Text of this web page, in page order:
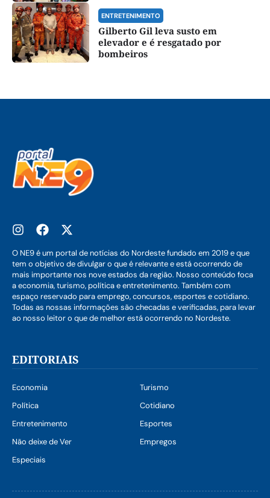
ENTRETENIMENTO
Gilberto Gil leva susto em
elevador e é resgatado por
bombeiros
O NE9 é um portal de notícias do Nordeste fundado em 2019 e que
tem o objetivo de divulgar o que é relevante e está ocorrendo de
mais importante nos nove estados da região. Nosso conteúdo foca
a economia, turismo, política e entretenimento. Também com
espaço reservado para emprego, concursos, esportes e cotidiano.
Todas as nossas informações são checadas e verificadas, para levar
ao nosso leitor o que de melhor está ocorrendo no Nordeste.
EDITORIAIS
Economia
Turismo
Política
Cotidiano
Entretenimento
Esportes
Não deixe de Ver
Empregos
Especiais